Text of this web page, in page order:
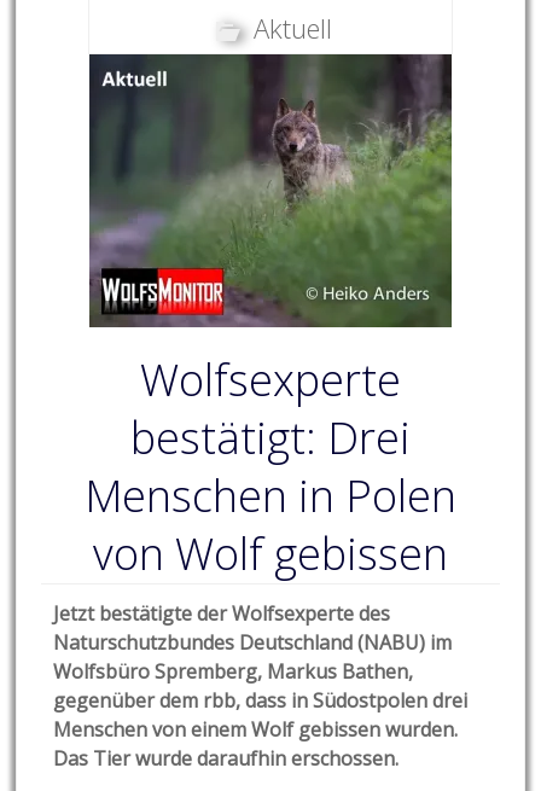
Aktuell
Wolfsexperte
bestätigt: Drei
Menschen in Polen
von Wolf gebissen
Jetzt bestätigte der Wolfsexperte des
Naturschutzbundes Deutschland (NABU) im
Wolfsbüro Spremberg, Markus Bathen,
gegenüber dem rbb, dass in Südostpolen drei
Menschen von einem Wolf gebissen wurden.
Das Tier wurde daraufhin erschossen.